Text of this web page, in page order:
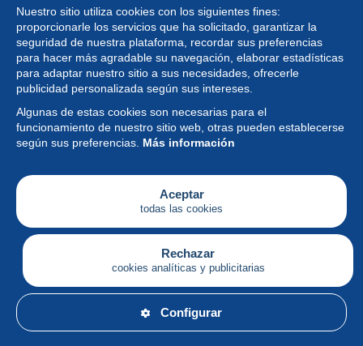
Nuestro sitio utiliza cookies con los siguientes fines:
proporcionarle los servicios que ha solicitado, garantizar la
seguridad de nuestra plataforma, recordar sus preferencias
para hacer más agradable su navegación, elaborar estadísticas
para adaptar nuestro sitio a sus necesidades, ofrecerle
publicidad personalizada según sus intereses.
Algunas de estas cookies son necesarias para el
funcionamiento de nuestro sitio web, otras pueden establecerse
según sus preferencias. Más información
Aceptar
todas las cookies
Rechazar
cookies analíticas y publicitarias
Configurar
Colección
Noticias
Funcionalidad
Empresa
Servicios
Escribir
Español